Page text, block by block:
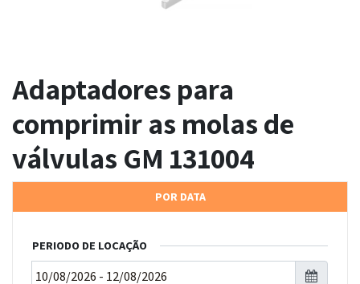
Adaptadores para
comprimir as molas de
válvulas GM 131004
POR DATA
PERIODO DE LOCAÇÃO